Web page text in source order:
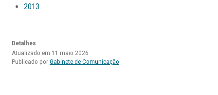
2013
Detalhes
Atualizado em 11 maio 2026
Publicado porGabinete de Comunicação